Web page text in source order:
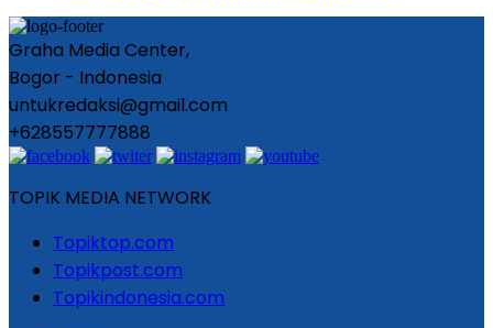
Graha Media Center,
Bogor - Indonesia
untukredaksi@gmail.com
+628557777888
TOPIK MEDIA NETWORK
Topiktop.com
Topikpost.com
Topikindonesia.com